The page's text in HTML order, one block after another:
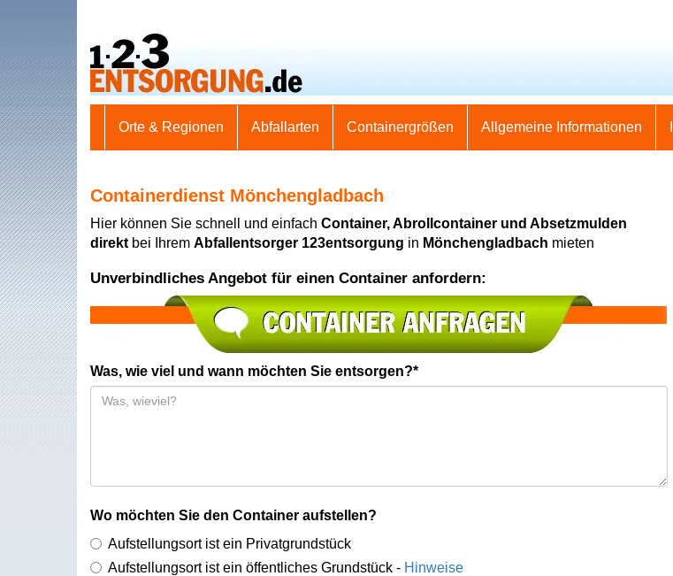
Orte & Regionen Abfallarten Containergrößen Allgemeine Informationen
Containerdienst Mönchengladbach
Hier können Sie schnell und einfach Container, Abrollcontainer und Absetzmulden
direkt bei Ihrem Abfallentsorger 123entsorgung in Mönchengladbach mieten
Unverbindliches Angebot für einen Container anfordern:
Was, wie viel und wann möchten Sie entsorgen?*
Wo möchten Sie den Container aufstellen?
Aufstellungsort ist ein Privatgrundstück
Aufstellungsort ist ein öffentliches Grundstück - Hinweise